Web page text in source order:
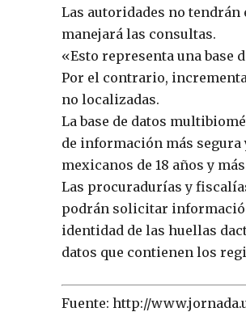
Las autoridades no
manejará las consultas.
«Esto representa una base
Por el contrario,
no localizadas.
La base de datos
de información más
mexicanos de 18 años y
Las procuradurías y
podrán solicitar
identidad de las huellas
datos que contienen los
Fuente: http://